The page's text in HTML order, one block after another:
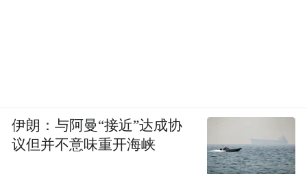
伊朗：与阿曼“接近”达成协
议但并不意味重开海峡